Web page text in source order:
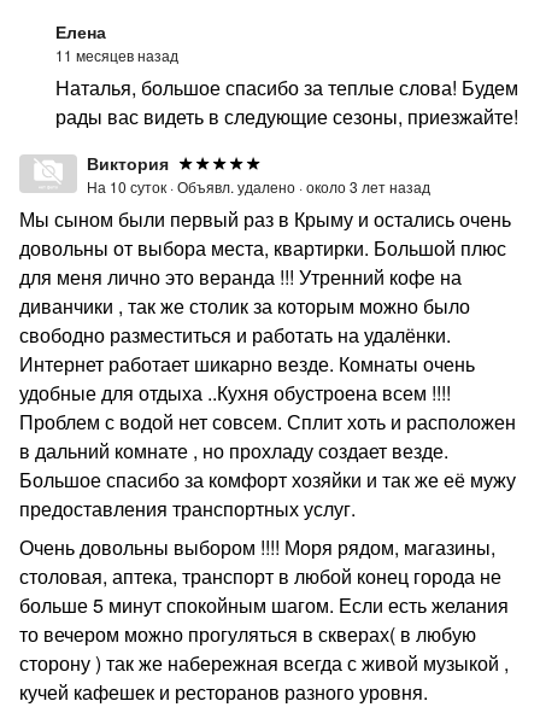
Елена
11 месяцев назад
Наталья, большое спасибо за теплые слова! Будем
рады вас видеть в следующие сезоны, приезжайте!
Виктория
На 10 суток ·Объявл. удалено ·около 3 лет назад
Мы сыном были первый раз в Крыму и остались очень
довольны от выбора места, квартирки. Большой плюс
для меня лично это веранда !!! Утренний кофе на
диванчики , так же столик за которым можно было
свободно разместиться и работать на удалёнки.
Интернет работает шикарно везде. Комнаты очень
удобные для отдыха ..Кухня обустроена всем !!!!
Проблем с водой нет совсем. Сплит хоть и расположен
в дальний комнате , но прохладу создает везде.
Большое спасибо за комфорт хозяйки и так же её мужу
предоставления транспортных услуг.
Очень довольны выбором !!!! Моря рядом, магазины,
столовая, аптека, транспорт в любой конец города не
больше 5 минут спокойным шагом. Если есть желания
то вечером можно прогуляться в скверах( в любую
сторону ) так же набережная всегда с живой музыкой ,
кучей кафешек и ресторанов разного уровня.